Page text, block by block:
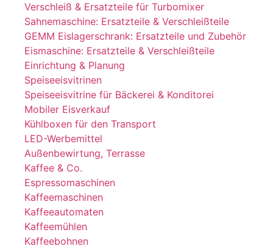
Verschleiß & Ersatzteile für Turbomixer
Sahnemaschine: Ersatzteile & Verschleißteile
GEMM Eislagerschrank: Ersatzteile und Zubehör
Eismaschine: Ersatzteile & Verschleißteile
Einrichtung & Planung
Speiseeisvitrinen
Speiseeisvitrine für Bäckerei & Konditorei
Mobiler Eisverkauf
Kühlboxen für den Transport
LED-Werbemittel
Außenbewirtung, Terrasse
Kaffee & Co.
Espressomaschinen
Kaffeemaschinen
Kaffeeautomaten
Kaffeemühlen
Kaffeebohnen